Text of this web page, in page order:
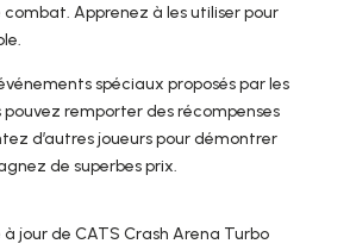
Apprenez à les utiliser pour
spéciaux proposés par les
pouvez remporter des récompenses
d’autres joueurs pour démontrer
de superbes prix.
jour de CATS Crash Arena Turbo